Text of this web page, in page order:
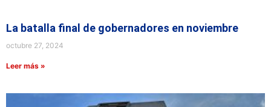
La batalla final de gobernadores en noviembre
octubre 27, 2024
Leer más »